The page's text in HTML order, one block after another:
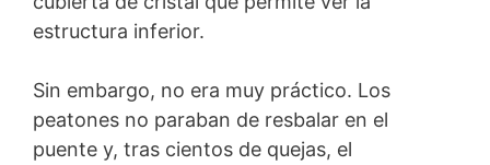
estructura inferior.
Sin embargo, no era muy práctico. Los
peatones no paraban de resbalar en el
puente y, tras cientos de quejas, el